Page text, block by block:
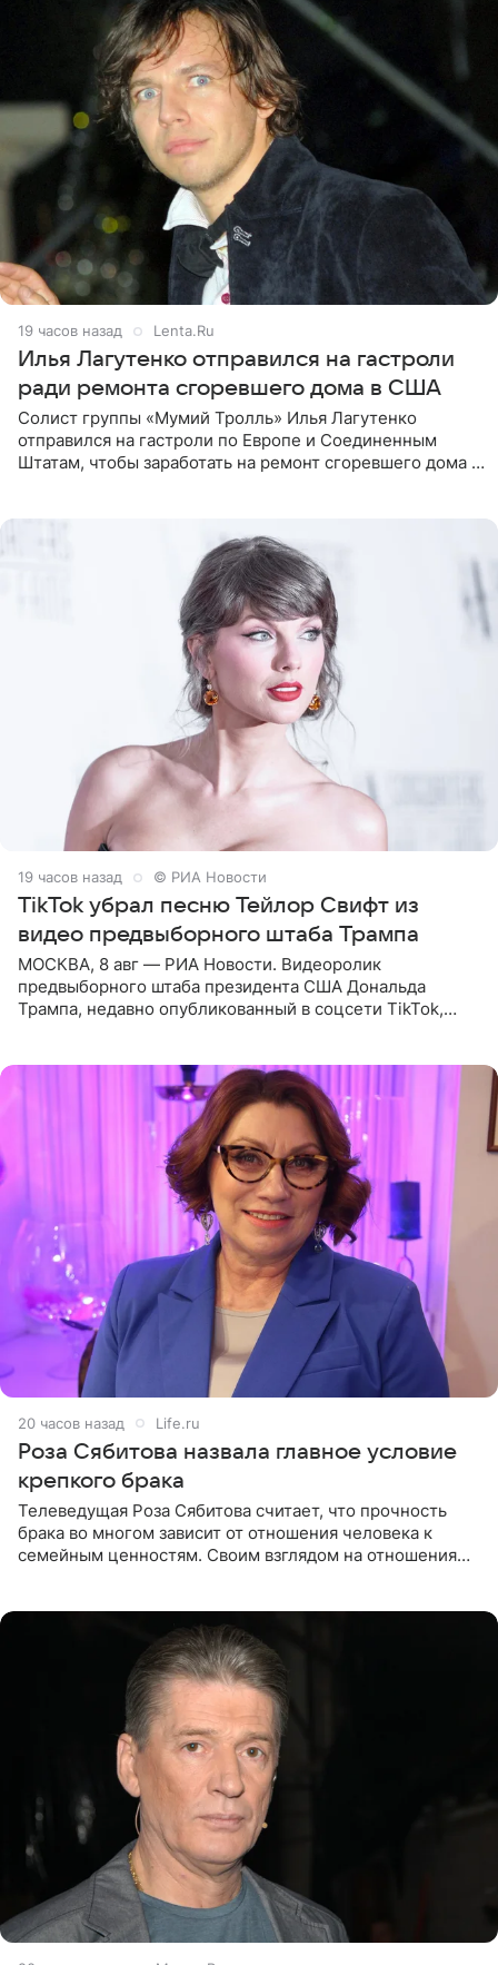
19 часов назад Lenta.Ru
Илья Лагутенко отправился на гастроли
ради ремонта сгоревшего дома в США
Солист группы «Мумий Тролль» Илья Лагутенко
отправился на гастроли по Европе и Соединенным
Штатам, чтобы заработать на ремонт сгоревшего дома в
19 часов назад © РИА Новости
TikTok убрал песню Тейлор Свифт из
видео предвыборного штаба Трампа
МОСКВА, 8 авг — РИА Новости. Видеоролик
предвыборного штаба президента США Дональда
Трампа, недавно опубликованный в соцсети TikTok,
20 часов назад Life.ru
Роза Сябитова назвала главное условие
крепкого брака
Телеведущая Роза Сябитова считает, что прочность
брака во многом зависит от отношения человека к
семейным ценностям. Своим взглядом на отношения